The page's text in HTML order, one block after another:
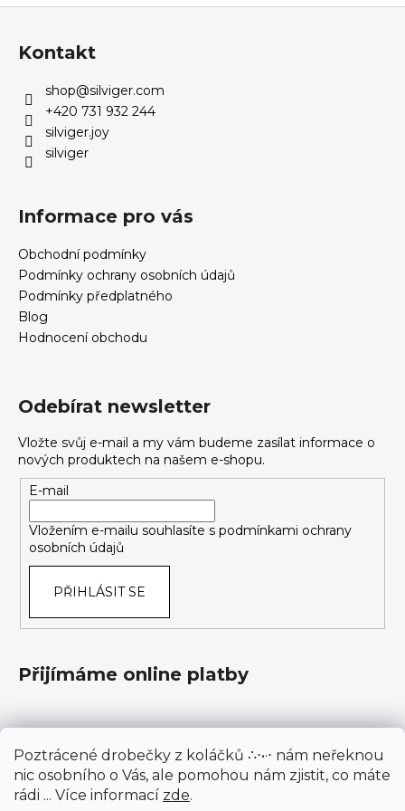
Poztrácené drobečky z koláčků ∴⋅•·⋅ nám neřeknou
nic osobního o Vás, ale pomohou nám zjistit, co máte
rádi ... Více informací zde.
j
e
e
Kontakt
shop@silviger.com
+420 731 932 244
silviger.joy
silviger
Informace pro vás
Obchodní podmínky
Podmínky ochrany osobních údajů
Podmínky předplatného
Blog
Hodnocení obchodu
Odebírat newsletter
Vložte svůj e-mail a my vám budeme zasílat informace o
nových produktech na našem e-shopu.
E-mail
Vložením e-mailu souhlasíte s podmínkami ochrany
osobních údajů
PŘIHLÁSIT SE
Přijímáme online platby